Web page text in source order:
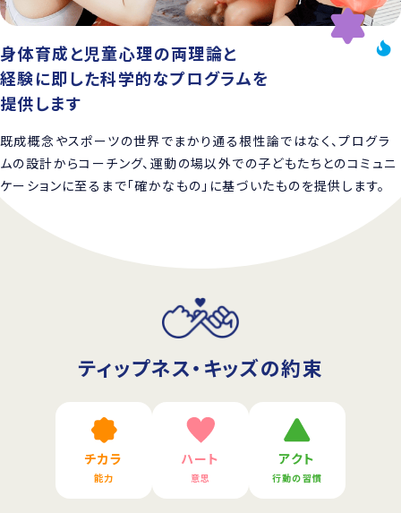
身体育成と児童心理の両理論と
経験に即した科学的なプログラムを
提供します
既成概念やスポーツの世界でまかり通る根性論ではなく、プログラ
ムの設計からコーチング、運動の場以外での子どもたちとのコミュニ
ケーションに至るまで「確かなもの」に基づいたものを提供します。
ティップネス・キッズの約束
チカラ
能力
ハート
意思
アクト
行動の習慣